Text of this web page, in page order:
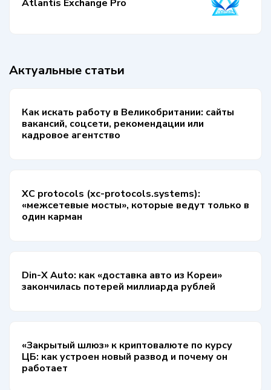
Atlantis Exchange Pro
Актуальные статьи
Как искать работу в Великобритании: сайты
вакансий, соцсети, рекомендации или
кадровое агентство
XC protocols (xc-protocols.systems):
«межсетевые мосты», которые ведут только в
один карман
Din-X Auto: как «доставка авто из Кореи»
закончилась потерей миллиарда рублей
«Закрытый шлюз» к криптовалюте по курсу
ЦБ: как устроен новый развод и почему он
работает